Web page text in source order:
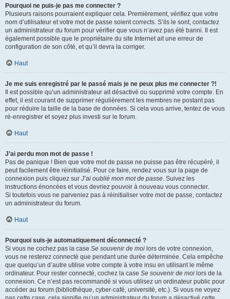
Pourquoi ne puis-je pas me connecter ?
Plusieurs raisons pourraient expliquer cela. Premièrement, vérifiez que votre
nom d’utilisateur et votre mot de passe soient corrects. S’ils le sont, contactez
un administrateur du forum pour vérifier que vous n’avez pas été banni. Il est
également possible que le propriétaire du site Internet ait une erreur de
configuration de son côté, et qu’il devra la corriger.
Haut
Je me suis enregistré par le passé mais je ne peux plus me connecter ?!
Il est possible qu’un administrateur ait désactivé ou supprimé votre compte. En
effet, il est courant de supprimer régulièrement les membres ne postant pas
pour réduire la taille de la base de données. Si cela vous arrive, tentez de vous
ré-enregistrer et soyez plus investi sur le forum.
Haut
J’ai perdu mon mot de passe !
Pas de panique ! Bien que votre mot de passe ne puisse pas être récupéré, il
peut facilement être réinitialisé. Pour ce faire, rendez vous sur la page de
connexion puis cliquez sur J’ai oublié mon mot de passe. Suivez les
instructions énoncées et vous devriez pouvoir à nouveau vous connecter.
Si toutefois vous ne parveniez pas à réinitialiser votre mot de passe, contactez
un administrateur du forum.
Haut
Pourquoi suis-je automatiquement déconnecté ?
Si vous ne cochez pas la case Se souvenir de moi lors de votre connexion,
vous ne resterez connecté que pendant une durée déterminée. Cela empêche
que quelqu’un d’autre utilise votre compte à votre insu en utilisant le même
ordinateur. Pour rester connecté, cochez la case Se souvenir de moi lors de la
connexion. Ce n’est pas recommandé si vous utilisez un ordinateur public pour
accéder au forum (bibliothèque, cyber-café, université, etc.). Si vous ne voyez